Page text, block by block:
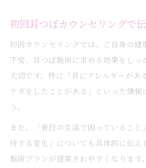
初回耳つぼカウンセリングで
初回カウンセリングでは、ご自身の健
不安、耳つぼ施術に求める効果をしっ
大切です。特に「耳にアレルギーがあ
ケガをしたことがある」といった情報
う。
また、「普段の生活で困っていること
待する変化」についても具体的に伝え
施術プランが提案されやすくなります